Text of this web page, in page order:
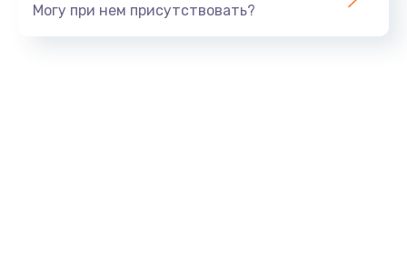
Могу при нем присутствовать?